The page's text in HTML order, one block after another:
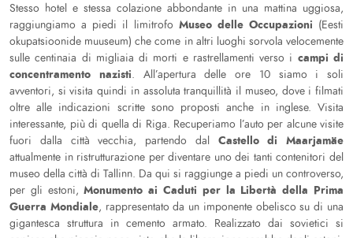
Stesso hotel e stessa colazione abbondante in una mattina uggiosa,
raggiungiamo a piedi il limitrofo Museo delle Occupazioni (Eesti
okupatsioonide muuseum) che come in altri luoghi sorvola velocemente
sulle centinaia di migliaia di morti e rastrellamenti verso i campi di
concentramento nazisti. All’apertura delle ore 10 siamo i soli
avventori, si visita quindi in assoluta tranquillità il museo, dove i filmati
oltre alle indicazioni scritte sono proposti anche in inglese. Visita
interessante, più di quella di Riga. Recuperiamo l’auto per alcune visite
fuori dalla città vecchia, partendo dal Castello di Maarjamäe
attualmente in ristrutturazione per diventare uno dei tanti contenitori del
museo della città di Tallinn. Da qui si raggiunge a piedi un controverso,
per gli estoni,Monumento ai Caduti per la Libertà della Prima
Guerra Mondiale, rappresentato da un imponente obelisco su di una
gigantesca struttura in cemento armato. Realizzato dai sovietici si